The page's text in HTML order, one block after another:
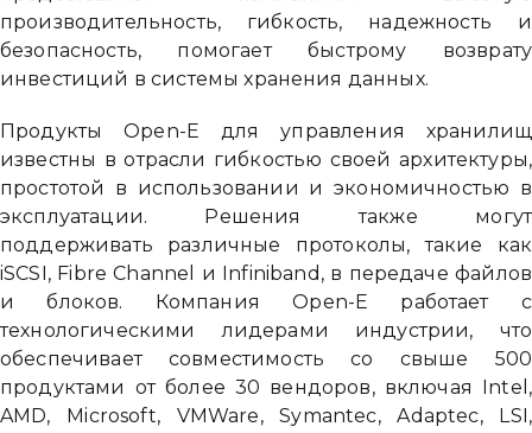
производительность, гибкость, надежность и
безопасность, помогает быстрому возврату
инвестиций в системы хранения данных.
Продукты Open-E для управления хранилищ
известны в отрасли гибкостью своей архитектуры,
простотой в использовании и экономичностью в
эксплуатации. Решения также могут
поддерживать различные протоколы, такие как
iSCSI, Fibre Channel и Infiniband, в передаче файлов
и блоков. Компания Open-E работает с
технологическими лидерами индустрии, что
обеспечивает совместимость со свыше 500
продуктами от более 30 вендоров, включая Intel,
AMD, Microsoft, VMWare, Symantec, Adaptec, LSI,